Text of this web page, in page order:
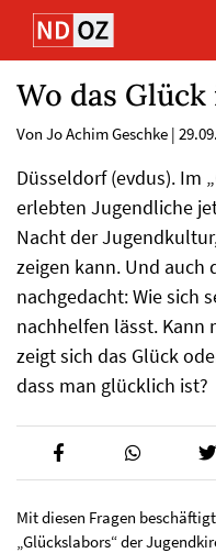
Direkt
Inhalt
(Eingabetaste)
Direkt
Hauptmenu
(Eingabetaste)
Direkt
Suche
(Eingabetaste)
Direkt
Footer
(Eingabetaste)
Wo das
Von Jo Achim Geschke |
Düsseldorf (evdus). Im
erlebten Jugendliche
Nacht der
zeigen kann. Und auch
nachgedacht: Wie sich
nachhelfen lässt. Kann
zeigt sich das Glück
dass man glücklich ist?
Mit diesen Fragen
„Glückslabors“ der